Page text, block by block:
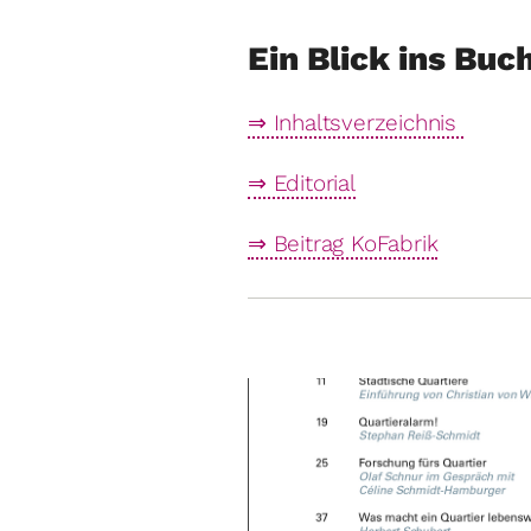
Ein Blick ins
⇒ Inhaltsverzeichnis
⇒ Editorial
⇒ Beitrag KoFabrik